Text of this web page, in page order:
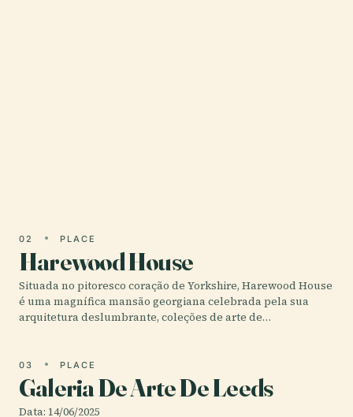
02 PLACE
Harewood House
Situada no pitoresco coração de Yorkshire, Harewood House
é uma magnífica mansão georgiana celebrada pela sua
arquitetura deslumbrante, coleções de arte de…
03 PLACE
Galeria De Arte De Leeds
Data: 14/06/2025